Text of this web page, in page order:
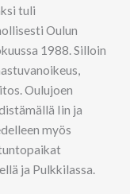
tuli
Oulun
1988. Silloin
Oulujoen
Iin ja
myös
ja Pulkkilassa.